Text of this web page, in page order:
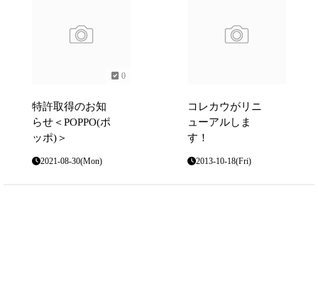
0
特許取得のお知
らせ＜POPPO(ポ
ッポ)＞
2021-08-30(Mon)
コレカウがリニ
ューアルしま
す！
2013-10-18(Fri)